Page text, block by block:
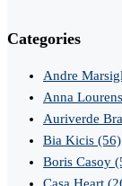
Categories
Andre
Anna
Auriverde
Bia Kicis (56)
Boris Casoy